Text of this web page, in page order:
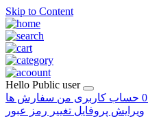
Skip to Content
Hello Public user
0 حساب کاربری من سفارش ها
ویرایش پروفایل تغییر رمز عبور